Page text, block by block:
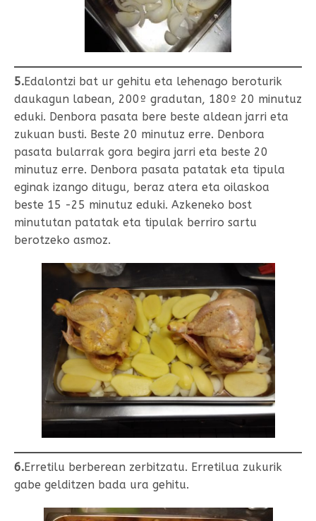
5.Edalontzi bat ur gehitu eta lehenago beroturik
daukagun labean, 200º gradutan, 180º 20 minutuz
eduki. Denbora pasata bere beste aldean jarri eta
zukuan busti. Beste 20 minutuz erre. Denbora
pasata bularrak gora begira jarri eta beste 20
minutuz erre. Denbora pasata patatak eta tipula
eginak izango ditugu, beraz atera eta oilaskoa
beste 15 -25 minutuz eduki. Azkeneko bost
minututan patatak eta tipulak berriro sartu
berotzeko asmoz.
6.Erretilu berberean zerbitzatu. Erretilua zukurik
gabe gelditzen bada ura gehitu.